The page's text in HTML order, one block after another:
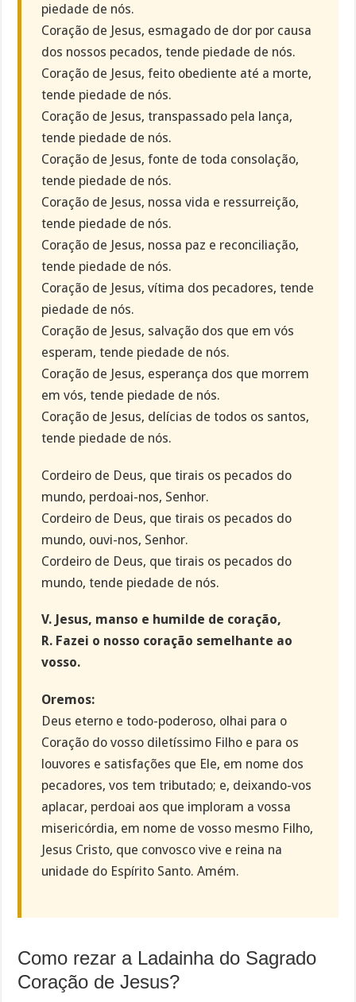
piedade de nós.
Coração de Jesus, esmagado de dor por causa
dos nossos pecados, tende piedade de nós.
Coração de Jesus, feito obediente até a morte,
tende piedade de nós.
Coração de Jesus, transpassado pela lança,
tende piedade de nós.
Coração de Jesus, fonte de toda consolação,
tende piedade de nós.
Coração de Jesus, nossa vida e ressurreição,
tende piedade de nós.
Coração de Jesus, nossa paz e reconciliação,
tende piedade de nós.
Coração de Jesus, vítima dos pecadores, tende
piedade de nós.
Coração de Jesus, salvação dos que em vós
esperam, tende piedade de nós.
Coração de Jesus, esperança dos que morrem
em vós, tende piedade de nós.
Coração de Jesus, delícias de todos os santos,
tende piedade de nós.
Cordeiro de Deus, que tirais os pecados do
mundo, perdoai-nos, Senhor.
Cordeiro de Deus, que tirais os pecados do
mundo, ouvi-nos, Senhor.
Cordeiro de Deus, que tirais os pecados do
mundo, tende piedade de nós.
V. Jesus, manso e humilde de coração,
R. Fazei o nosso coração semelhante ao
vosso.
Oremos:
Deus eterno e todo-poderoso, olhai para o
Coração do vosso diletíssimo Filho e para os
louvores e satisfações que Ele, em nome dos
pecadores, vos tem tributado; e, deixando-vos
aplacar, perdoai aos que imploram a vossa
misericórdia, em nome de vosso mesmo Filho,
Jesus Cristo, que convosco vive e reina na
unidade do Espírito Santo. Amém.
Como rezar a Ladainha do Sagrado
Coração de Jesus?